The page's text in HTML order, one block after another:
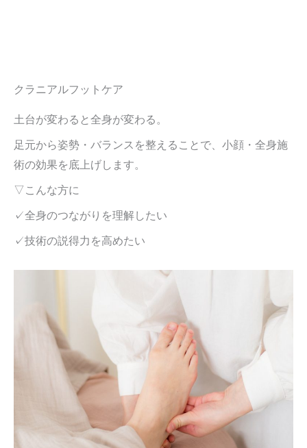
クラニアルフットケア
土台が変わると全身が変わる。
足元から姿勢・バランスを整えることで、小顔・全身施
術の効果を底上げします。
▽こんな方に
✓全身のつながりを理解したい
✓技術の説得力を高めたい